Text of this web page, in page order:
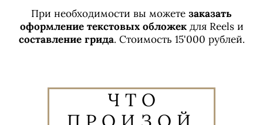
При необходимости вы можете заказать
оформление текстовых обложекдля Reels и
составление грида. Стоимость 15'000 рублей.
ЧТО